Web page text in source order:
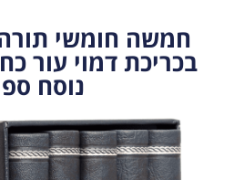
סט אוצר ההלכה
ציצית
₪
295.00
₪265.00
חמשה חומשי
בכריכת דמוי עור
נוסח